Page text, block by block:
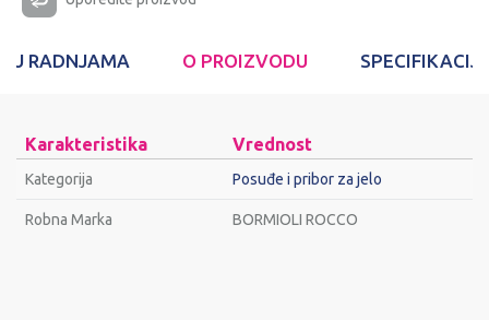
U RADNJAMA O PROIZVODU
Karakteristika Vrednost
Kategorija Posuđe i pribor za jelo
Robna Marka BORMIOLI ROCCO